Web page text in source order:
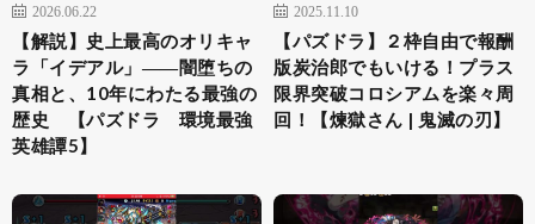
2026.06.22
【解説】史上最高のオリキャ
ラ「イデアル」――闇堕ちの
真相と、10年にわたる最強の
歴史 【パズドラ 環境最強
英雄譚5】
2025.11.10
【パズドラ】２枠自由で報酬
版炭治郎でもいける！プラス
限界突破コロシアムを楽々周
回！【煉獄さん | 鬼滅の刃】